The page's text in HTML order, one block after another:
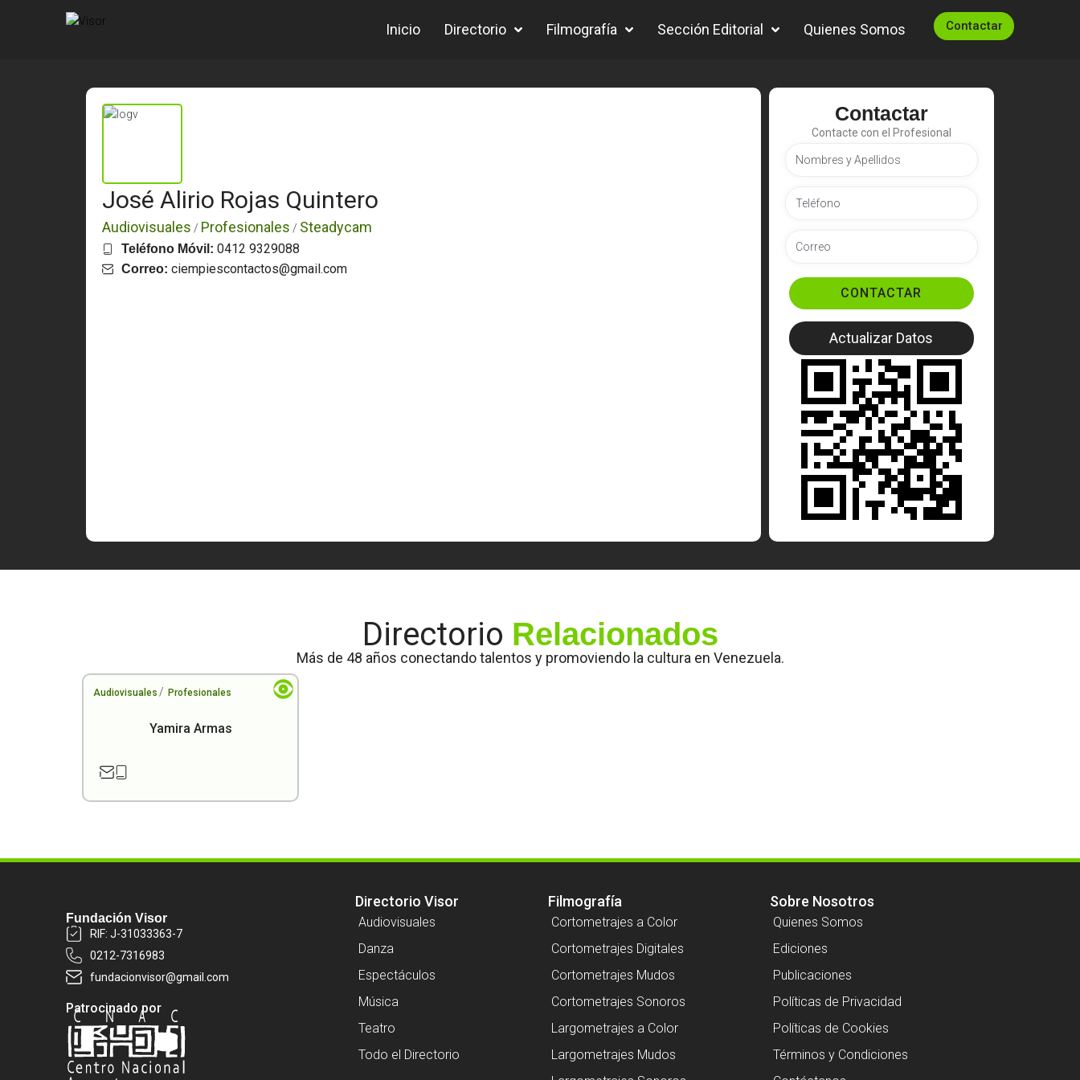
Inicio Directorio Filmografía Sección Editorial Quienes Somos Contactar
José Alirio Rojas Quintero
Audiovisuales / Profesionales / Steadycam
Teléfono Móvil: 0412 9329088
Correo: ciempiescontactos@gmail.com
Contactar
Contacte con el Profesional
CONTACTAR
Actualizar Datos
Directorio Relacionados
Más de 48 años conectando talentos y promoviendo la cultura en Venezuela.
Audiovisuales / Profesionales
Yamira Armas
Fundación Visor
RIF: J-31033363-7
0212-7316983
fundacionvisor@gmail.com
Patrocinado por
Directorio Visor
Audiovisuales
Danza
Espectáculos
Música
Teatro
Todo el Directorio
Filmografía
Cortometrajes a Color
Cortometrajes Digitales
Cortometrajes Mudos
Cortometrajes Sonoros
Largometrajes a Color
Largometrajes Mudos
Sobre Nosotros
Quienes Somos
Ediciones
Publicaciones
Políticas de Privacidad
Políticas de Cookies
Términos y Condiciones